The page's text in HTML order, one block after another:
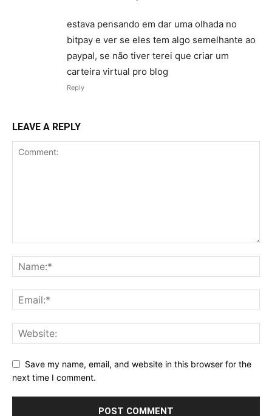
estava pensando em dar uma olhada no
bitpay e ver se eles tem algo semelhante ao
paypal, se não tiver terei que criar um
carteira virtual pro blog
Reply
LEAVE A REPLY
Save my name, email, and website in this browser for the
next time I comment.